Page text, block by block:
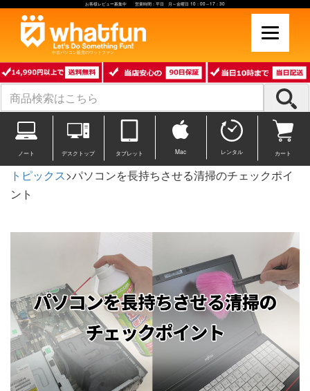
お客様レビュー募集中 営業時間：平日 月～金曜日 10：00～17：30
中古パソコン販売のワットファン
ノート デスクトップ タブレット Mac レンタル カート
トピックス>パソコンを長持ちさせる清掃のチェックポイ
ント